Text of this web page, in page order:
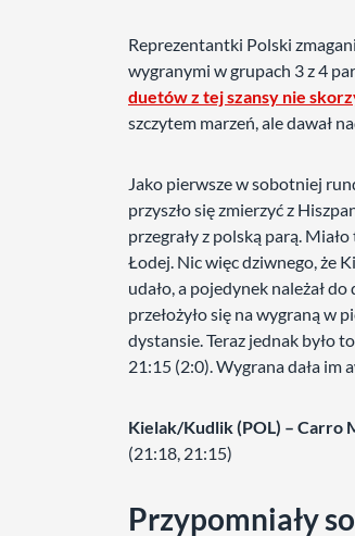
Reprezentantki Polski
wygranymi w grupach 3 z 4
duetów z tej szansy nie
szczytem marzeń, ale dawał
Jako pierwsze w sobotniej
przyszło się zmierzyć z
przegrały z polską parą.
Łodej. Nic więc dziwnego, że
udało, a pojedynek należał
przełożyło się na wygraną w
dystansie. Teraz jednak było
21:15 (2:0). Wygrana dała im
Kielak/Kudlik (POL) – Carro
(21:18, 21:15)
Przypomniały